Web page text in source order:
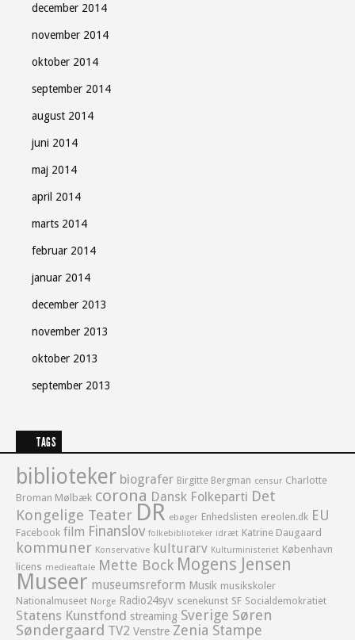
december 2014
november 2014
oktober 2014
september 2014
august 2014
juni 2014
maj 2014
april 2014
marts 2014
februar 2014
januar 2014
december 2013
november 2013
oktober 2013
september 2013
TAGS
biblioteker biografer Birgitte Bergman censur Charlotte
Broman Mølbæk corona Dansk Folkeparti Det
Kongelige Teater DR ebøger Enhedslisten ereolen.dk EU
Facebook film Finanslov folkebiblioteker idræt Katrine Daugaard
kommuner Konservative kulturarv Kulturministeriet København
licens medieaftale Mette Bock Mogens Jensen
Museer museumsreform Musik musikskoler
Nationalmuseet Norge Radio24syv scenekunst SF Socialdemokratiet
Statens Kunstfond streaming Sverige Søren
Søndergaard TV2 Venstre Zenia Stampe